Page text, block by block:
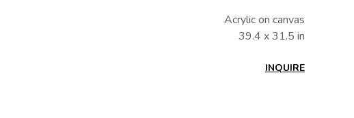
Acrylic on canvas
39.4 x 31.5 in
INQUIRE